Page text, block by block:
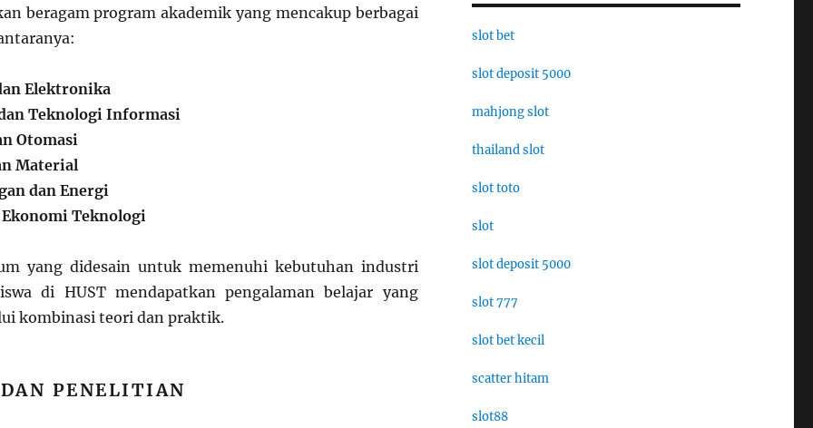
beragam program akademik yang mencakup berbagai
Elektronika
Teknologi Informasi
Otomasi
Material
dan Energi
Teknologi
yang didesain untuk memenuhi kebutuhan industri
di HUST mendapatkan pengalaman belajar yang
kombinasi teori dan praktik.
PENELITIAN
slot bet
slot deposit 5000
mahjong slot
thailand slot
slot toto
slot
slot deposit 5000
slot 777
slot bet kecil
scatter hitam
slot88